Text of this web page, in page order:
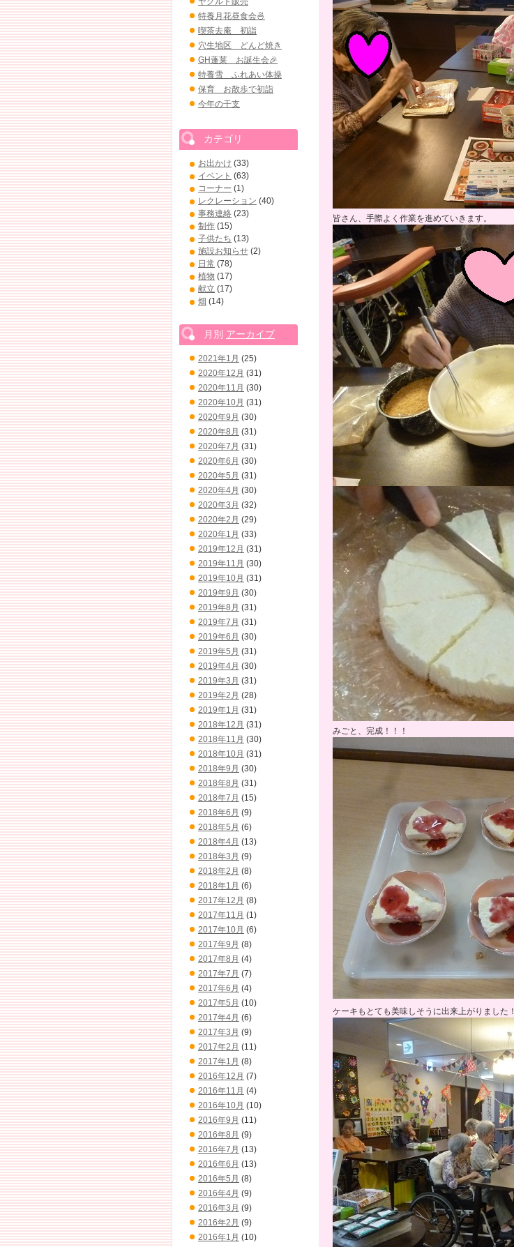
皆さん、手際よく作業を進めていきます。
みごと、完成！！！
ケーキもとても美味しそうに出来上がりました！
特養月花昼食会🍜
喫茶去庵 初詣
穴生地区 どんど焼き
GH蓬莱 お誕生会🎉
特養雪 ふれあい体操
保育 お散歩で初詣
今年の干支
カテゴリ
お出かけ (33)
イベント (63)
コーナー (1)
レクレーション (40)
事務連絡 (23)
制作 (15)
子供たち (13)
施設お知らせ (2)
日常 (78)
植物 (17)
献立 (17)
畑 (14)
月別 アーカイブ
2021年1月 (25)
2020年12月 (31)
2020年11月 (30)
2020年10月 (31)
2020年9月 (30)
2020年8月 (31)
2020年7月 (31)
2020年6月 (30)
2020年5月 (31)
2020年4月 (30)
2020年3月 (32)
2020年2月 (29)
2020年1月 (33)
2019年12月 (31)
2019年11月 (30)
2019年10月 (31)
2019年9月 (30)
2019年8月 (31)
2019年7月 (31)
2019年6月 (30)
2019年5月 (31)
2019年4月 (30)
2019年3月 (31)
2019年2月 (28)
2019年1月 (31)
2018年12月 (31)
2018年11月 (30)
2018年10月 (31)
2018年9月 (30)
2018年8月 (31)
2018年7月 (15)
2018年6月 (9)
2018年5月 (6)
2018年4月 (13)
2018年3月 (9)
2018年2月 (8)
2018年1月 (6)
2017年12月 (8)
2017年11月 (1)
2017年10月 (6)
2017年9月 (8)
2017年8月 (4)
2017年7月 (7)
2017年6月 (4)
2017年5月 (10)
2017年4月 (6)
2017年3月 (9)
2017年2月 (11)
2017年1月 (8)
2016年12月 (7)
2016年11月 (4)
2016年10月 (10)
2016年9月 (11)
2016年8月 (9)
2016年7月 (13)
2016年6月 (13)
2016年5月 (8)
2016年4月 (9)
2016年3月 (9)
2016年2月 (9)
2016年1月 (10)